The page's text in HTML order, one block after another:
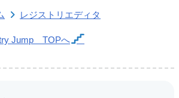
レジストリエディタ
Jump TOPへ